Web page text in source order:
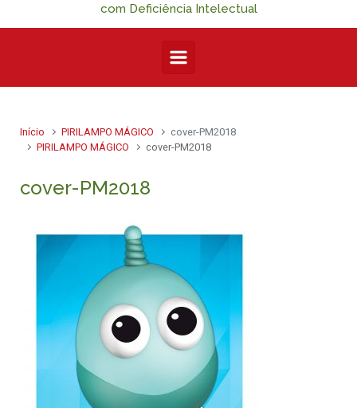
com Deficiência Intelectual
Início PIRILAMPO MÁGICO
cover-PM2018
PIRILAMPO MÁGICO
cover-PM2018
cover-PM2018